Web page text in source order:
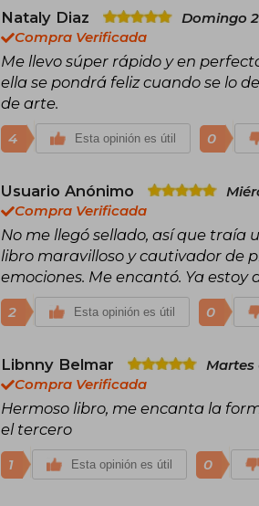
Nataly Diaz
Domingo
Compra Verificada
Me llevo súper rápido y en
ella se pondrá feliz cuando se lo
de arte.
4 Esta opinión es útil 0
Usuario Anónimo
Compra Verificada
No me llegó sellado, así que traía
libro maravilloso y cautivador de
emociones. Me encantó. Ya
2 Esta opinión es útil 0
Libnny Belmar
Martes
Compra Verificada
Hermoso libro, me encanta la
el tercero
1 Esta opinión es útil 0